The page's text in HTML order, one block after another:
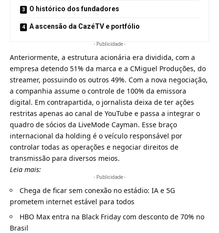
O histórico dos fundadores
A ascensão da CazéTV e portfólio
- Publicidade -
Anteriormente, a estrutura acionária era dividida, com a
empresa detendo 51% da marca e a CMiguel Produções, do
streamer, possuindo os outros 49%. Com a nova negociação,
a companhia assume o controle de 100% da emissora
digital. Em contrapartida, o jornalista deixa de ter ações
restritas apenas ao canal de YouTube e passa a integrar o
quadro de sócios da LiveMode Cayman. Esse braço
internacional da holding é o veículo responsável por
controlar todas as operações e negociar direitos de
transmissão para diversos meios.
Leia mais:
- Publicidade -
Chega de ficar sem conexão no estádio: IA e 5G
prometem internet estável para todos
HBO Max entra na Black Friday com desconto de 70% no
Brasil